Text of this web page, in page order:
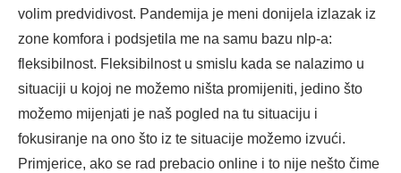
volim predvidivost. Pandemija je meni donijela izlazak iz
zone komfora i podsjetila me na samu bazu nlp-a:
fleksibilnost. Fleksibilnost u smislu kada se nalazimo u
situaciji u kojoj ne možemo ništa promijeniti, jedino što
možemo mijenjati je naš pogled na tu situaciju i
fokusiranje na ono što iz te situacije možemo izvući.
Primjerice, ako se rad prebacio online i to nije nešto čime